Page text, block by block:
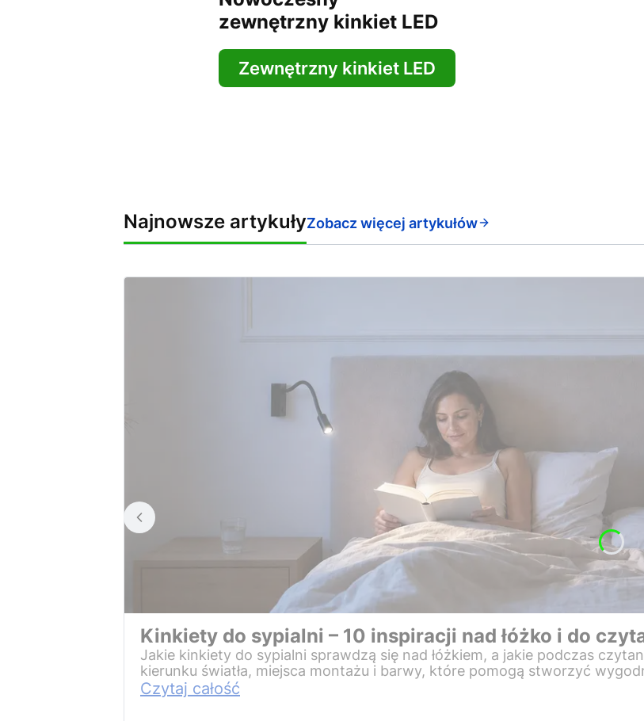
zewnętrzny kinkiet LED
Zewnętrzny kinkiet LED
Najnowsze artykułyZobacz więcej artykułów
Kinkiety do sypialni – 10 inspiracji nad łóżko i do
Jakie kinkiety do sypialni sprawdzą się nad łóżkiem, a jakie podczas
kierunku światła, miejsca montażu i barwy, które pomogą stworzyć
Czytaj całość